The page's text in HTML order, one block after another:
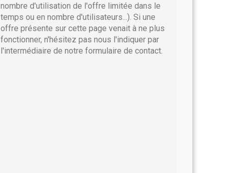
nombre d'utilisation de l'offre limitée dans le
temps ou en nombre d'utilisateurs...). Si une
offre présente sur cette page venait à ne plus
fonctionner, n'hésitez pas nous l'indiquer par
l'intermédiaire de notre formulaire de contact.